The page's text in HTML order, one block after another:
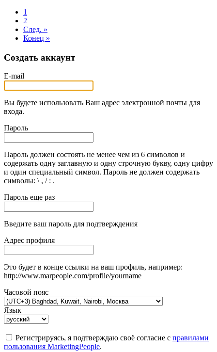
1
2
След. »
Конец »
Создать аккаунт
E-mail
Вы будете использовать Ваш адрес электронной почты для
входа.
Пароль
Пароль должен состоять не менее чем из 6 символов и
содержать одну заглавную и одну строчную букву, одну цифру
и один специальный символ. Пароль не должен содержать
символы: \ , / : .
Пароль еще раз
Введите ваш пароль для подтверждения
Адрес профиля
Это будет в конце ссылки на ваш профиль, например:
http://www.marpeople.com/profile/yourname
Часовой пояс
Язык
Регистрируясь, я подтверждаю своё согласие с правилами
пользования MarketingPeople.